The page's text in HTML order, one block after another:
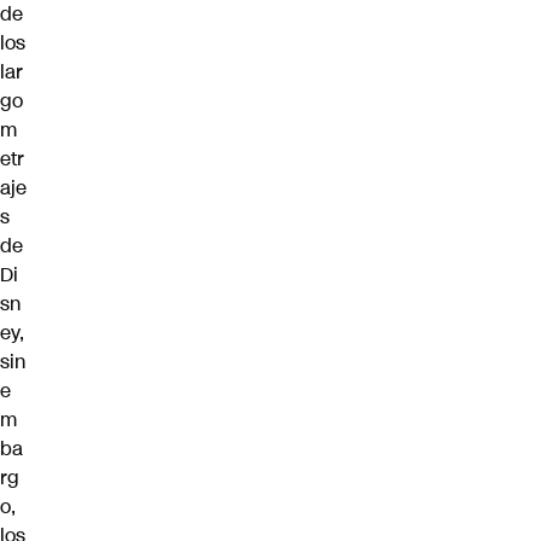
de
los
lar
go
m
etr
aje
s
de
Di
sn
ey,
sin
e
m
ba
rg
o,
los